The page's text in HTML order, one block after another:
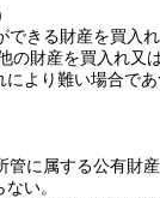
できる財産を買入
他の財産を買入れ
により難い場合で
管に属する公有財
い。